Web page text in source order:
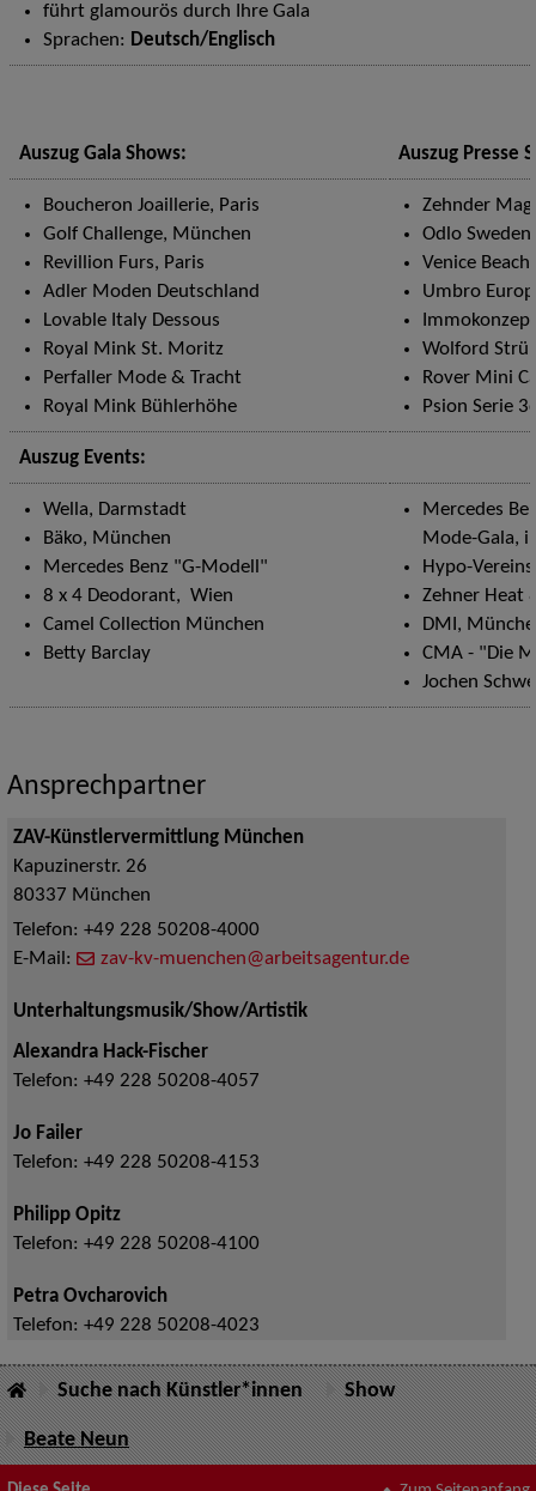
führt glamourös durch Ihre Gala
Sprachen: Deutsch/Englisch
Auszug Gala Shows: Auszug Presse
Boucheron Joaillerie, Paris
Golf Challenge, München
Revillion Furs, Paris
Adler Moden Deutschland
Lovable Italy Dessous
Royal Mink St. Moritz
Perfaller Mode & Tracht
Royal Mink Bühlerhöhe
Zehnder
Odlo Sweden
Venice Beach
Umbro
Wolford
Rover Mini
Psion Serie
Auszug Events:
Wella, Darmstadt
Bäko, München
Mercedes Benz "G-Modell"
8 x 4 Deodorant, Wien
Camel Collection München
Betty Barclay
Mercedes
Mode-Gala,
Hypo-
Zehner Heat
DMI,
CMA - "Die
Jochen
Ansprechpartner
ZAV-Künstlervermittlung München
Kapuzinerstr. 26
80337 München
Telefon: +49 228 50208-4000
E-Mail:
zav-kv-muenchen@arbeitsagentur.de
Unterhaltungsmusik/Show/Artistik
Alexandra Hack-Fischer
Telefon: +49 228 50208-4057
Jo Failer
Telefon: +49 228 50208-4153
Philipp Opitz
Telefon: +49 228 50208-4100
Petra Ovcharovich
Telefon: +49 228 50208-4023
Suche nach Künstler*innen Show
Beate Neun